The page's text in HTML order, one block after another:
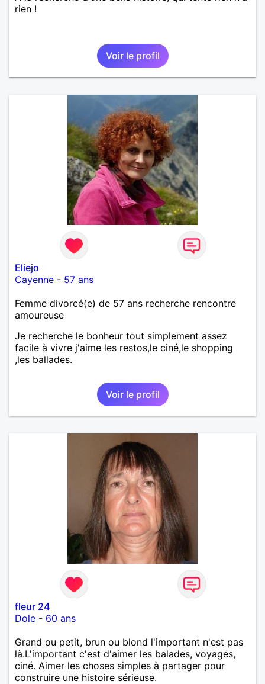
rien !
Voir le profil
Eliejo
Cayenne - 57 ans
Femme divorcé(e) de 57 ans recherche rencontre
amoureuse
Je recherche le bonheur tout simplement assez
facile à vivre j'aime les restos,le ciné,le shopping
,les ballades.
Voir le profil
fleur 24
Dole - 60 ans
Grand ou petit, brun ou blond l'important n'est pas
là.L'important c'est d'aimer les balades, voyages,
ciné. Aimer les choses simples à partager pour
construire une histoire sérieuse.